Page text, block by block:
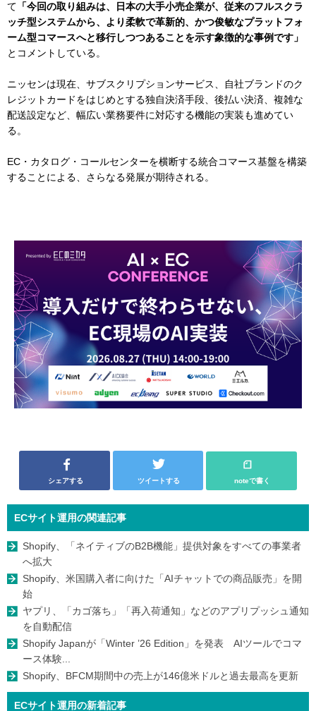
て 「今回の取り組みは、日本の大手小売企業が、従来のフルスクラ
ッチ型システムから、より柔軟で革新的、かつ俊敏なプラットフォ
ーム型コマースへと移行しつつあることを示す象徴的な事例です」
とコメントしている。
ニッセンは現在、サブスクリプションサービス、自社ブランドのク
レジットカードをはじめとする独自決済手段、後払い決済、複雑な
配送設定など、幅広い業務要件に対応する機能の実装も進めてい
る。
EC・カタログ・コールセンターを横断する統合コマース基盤を構築
することによる、さらなる発展が期待される。
シェアする ツイートする noteで書く
ECサイト運用の関連記事
Shopify、「ネイティブのB2B機能」提供対象をすべての事業者
へ拡大
Shopify、米国購入者に向けた「AIチャットでの商品販売」を開
始
ヤプリ、「カゴ落ち」「再入荷通知」などのアプリプッシュ通知
を自動配信
Shopify Japanが「Winter ’26 Edition」を発表 AIツールでコマ
ース体験...
Shopify、BFCM期間中の売上が146億米ドルと過去最高を更新
ECサイト運用の新着記事